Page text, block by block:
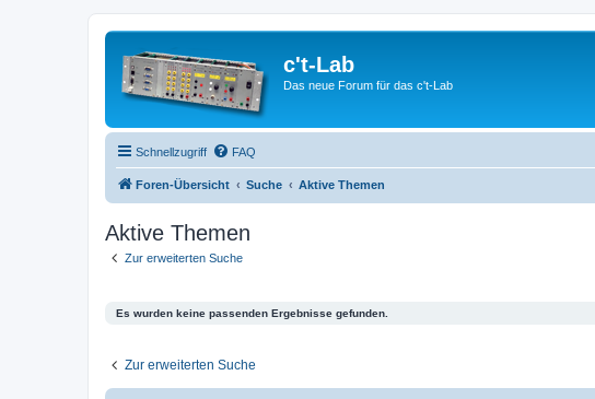
c't-Lab
Das neue Forum für das c't-Lab
Schnellzugriff FAQ
Foren-Übersicht Suche Aktive Themen
Aktive Themen
Zur erweiterten Suche
Es wurden keine passenden Ergebnisse gefunden.
Zur erweiterten Suche